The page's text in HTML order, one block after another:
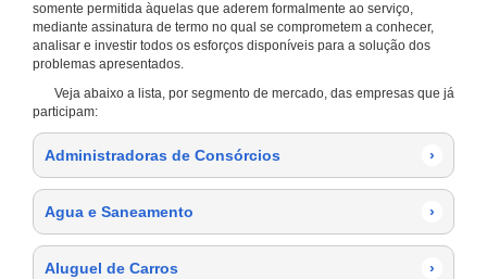
somente permitida àquelas que aderem formalmente ao serviço,
mediante assinatura de termo no qual se comprometem a conhecer,
analisar e investir todos os esforços disponíveis para a solução dos
problemas apresentados.
Veja abaixo a lista, por segmento de mercado, das empresas que já
participam:
Administradoras de Consórcios ›
Agua e Saneamento ›
Aluguel de Carros ›